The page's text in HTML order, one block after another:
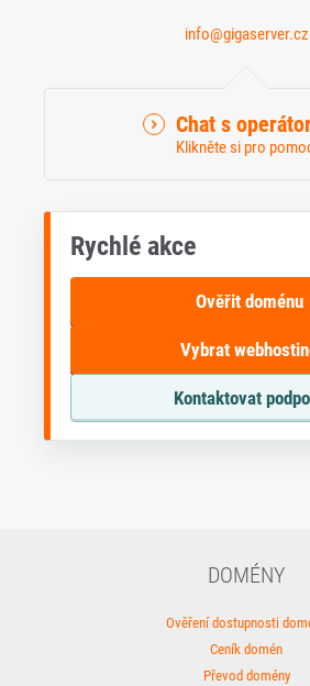
info@gigaserver.cz
Chat s
Klikněte si pro
Rychlé akce
Ověřit doménu
Vybrat
Kontaktovat
DOMÉNY
Ověření dostupnosti
Ceník domén
Převod domény